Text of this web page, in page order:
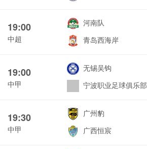
19:00
中超
河南队
青岛西海岸
19:00
中甲
无锡吴钩
宁波职业足球俱乐部
19:30
中甲
广州豹
广西恒宸